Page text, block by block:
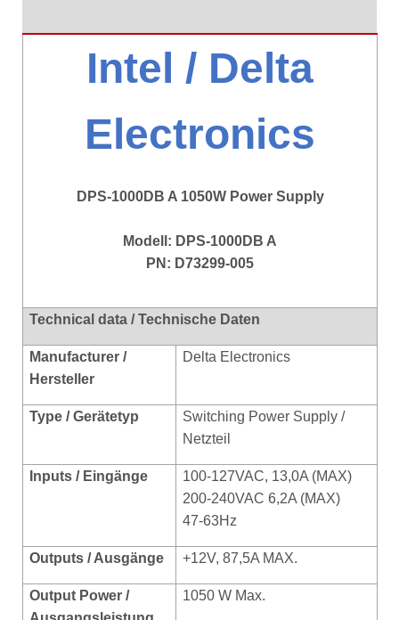
Intel / Delta
Electronics
DPS-1000DB A 1050W Power Supply
Modell: DPS-1000DB A
PN: D73299-005
Technical data / Technische Daten
Manufacturer /
Hersteller
Delta Electronics
Type / Gerätetyp
Switching Power Supply /
Netzteil
Inputs / Eingänge
100-127VAC, 13,0A (MAX)
200-240VAC 6,2A (MAX)
47-63Hz
Outputs / Ausgänge +12V, 87,5A MAX.
Output Power /
1050 W Max.